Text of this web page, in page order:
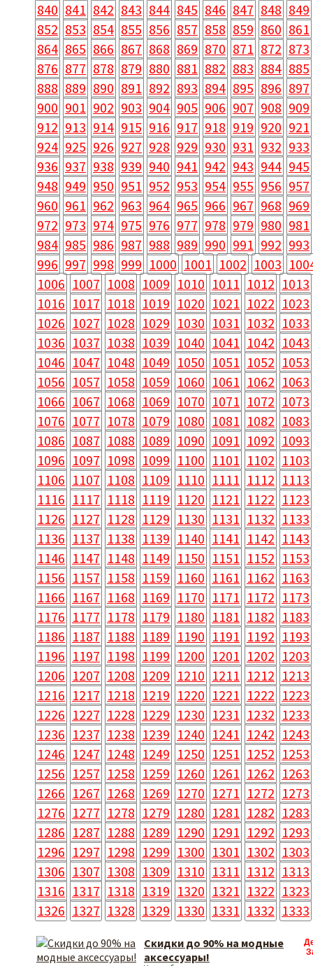
840 841 842 843 844 845 846 847 848 849
852 853 854 855 856 857 858 859 860 861
864 865 866 867 868 869 870 871 872 873
876 877 878 879 880 881 882 883 884 885
888 889 890 891 892 893 894 895 896 897
900 901 902 903 904 905 906 907 908 909
912 913 914 915 916 917 918 919 920 921
924 925 926 927 928 929 930 931 932 933
936 937 938 939 940 941 942 943 944 945
948 949 950 951 952 953 954 955 956 957
960 961 962 963 964 965 966 967 968 969
972 973 974 975 976 977 978 979 980 981
984 985 986 987 988 989 990 991 992 993
996 997 998 999 1000 1001 1002 1003
1006 1007 1008 1009 1010 1011 1012 1013
1016 1017 1018 1019 1020 1021 1022 1023
1026 1027 1028 1029 1030 1031 1032 1033
1036 1037 1038 1039 1040 1041 1042 1043
1046 1047 1048 1049 1050 1051 1052 1053
1056 1057 1058 1059 1060 1061 1062 1063
1066 1067 1068 1069 1070 1071 1072 1073
1076 1077 1078 1079 1080 1081 1082 1083
1086 1087 1088 1089 1090 1091 1092 1093
1096 1097 1098 1099 1100 1101 1102 1103
1106 1107 1108 1109 1110 1111 1112 1113
1116 1117 1118 1119 1120 1121 1122 1123
1126 1127 1128 1129 1130 1131 1132 1133
1136 1137 1138 1139 1140 1141 1142 1143
1146 1147 1148 1149 1150 1151 1152 1153
1156 1157 1158 1159 1160 1161 1162 1163
1166 1167 1168 1169 1170 1171 1172 1173
1176 1177 1178 1179 1180 1181 1182 1183
1186 1187 1188 1189 1190 1191 1192 1193
1196 1197 1198 1199 1200 1201 1202 1203
1206 1207 1208 1209 1210 1211 1212 1213
1216 1217 1218 1219 1220 1221 1222 1223
1226 1227 1228 1229 1230 1231 1232 1233
1236 1237 1238 1239 1240 1241 1242 1243
1246 1247 1248 1249 1250 1251 1252 1253
1256 1257 1258 1259 1260 1261 1262 1263
1266 1267 1268 1269 1270 1271 1272 1273
1276 1277 1278 1279 1280 1281 1282 1283
1286 1287 1288 1289 1290 1291 1292 1293
1296 1297 1298 1299 1300 1301 1302 1303
1306 1307 1308 1309 1310 1311 1312 1313
1316 1317 1318 1319 1320 1321 1322 1323
1326 1327 1328 1329 1330 1331 1332 1333
Скидки до 90% на модные
аксессуары!